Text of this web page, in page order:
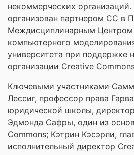
некоммерческих
организован партнером СС в
Междисциплинарным Центром
компьютерного
университета при поддержке
организации Creative
Ключевыми участниками
Лессиг, профессор права
юридической школы,
Эдмонда Сафры, один из
Commons; Кэтрин Кэсэрли,
исполнительный директор